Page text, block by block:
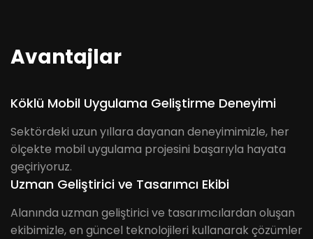
Avantajlar
Köklü Mobil Uygulama Geliştirme Deneyimi
Sektördeki uzun yıllara dayanan deneyimimizle, her
ölçekte mobil uygulama projesini başarıyla hayata
geçiriyoruz.
Uzman Geliştirici ve Tasarımcı Ekibi
Alanında uzman geliştirici ve tasarımcılardan oluşan
ekibimizle, en güncel teknolojileri kullanarak çözümler